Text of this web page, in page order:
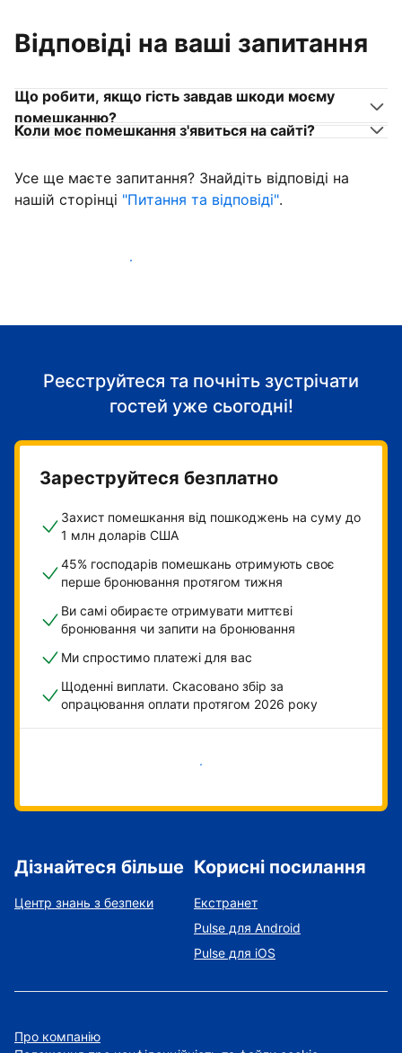
Відповіді на ваші запитання
Що робити, якщо гість завдав шкоди моєму
помешканню?
Коли моє помешкання з'явиться на сайті?
Усе ще маєте запитання? Знайдіть відповіді на
нашій сторінці "Питання та відповіді".
Розпочніть приймати гостей
Реєструйтеся та почніть зустрічати
гостей уже сьогодні!
Зареструйтеся безплатно
Захист помешкання від пошкоджень на суму до
1 млн доларів США
45% господарів помешкань отримують своє
перше бронювання протягом тижня
Ви самі обираєте отримувати миттєві
бронювання чи запити на бронювання
Ми спростимо платежі для вас
Щоденні виплати. Скасовано збір за
опрацювання оплати протягом 2026 року
Розпочати зараз
Дізнайтеся більше
Центр знань з безпеки
Корисні посилання
Екстранет
Pulse для Android
Pulse для iOS
Про компанію